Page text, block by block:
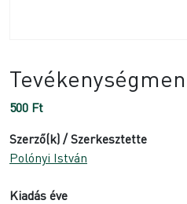
500 Ft
Szerző(k) / Szerkesztette
Polónyi István
Kiadás éve